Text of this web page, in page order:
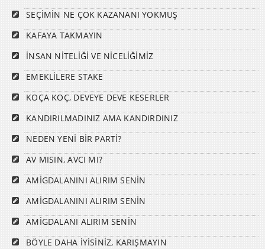
SEÇİMİN NE ÇOK KAZANANI YOKMUŞ
KAFAYA TAKMAYIN
İNSAN NİTELİĞİ VE NİCELİĞİMİZ
EMEKLİLERE STAKE
KOÇA KOÇ, DEVEYE DEVE KESERLER
KANDIRILMADINIZ AMA KANDIRDINIZ
NEDEN YENİ BİR PARTİ?
AV MISIN, AVCI MI?
AMİGDALANINI ALIRIM SENİN
AMİGDALANINI ALIRIM SENİN
AMİGDALANI ALIRIM SENİN
BÖYLE DAHA İYİSİNİZ, KARIŞMAYIN